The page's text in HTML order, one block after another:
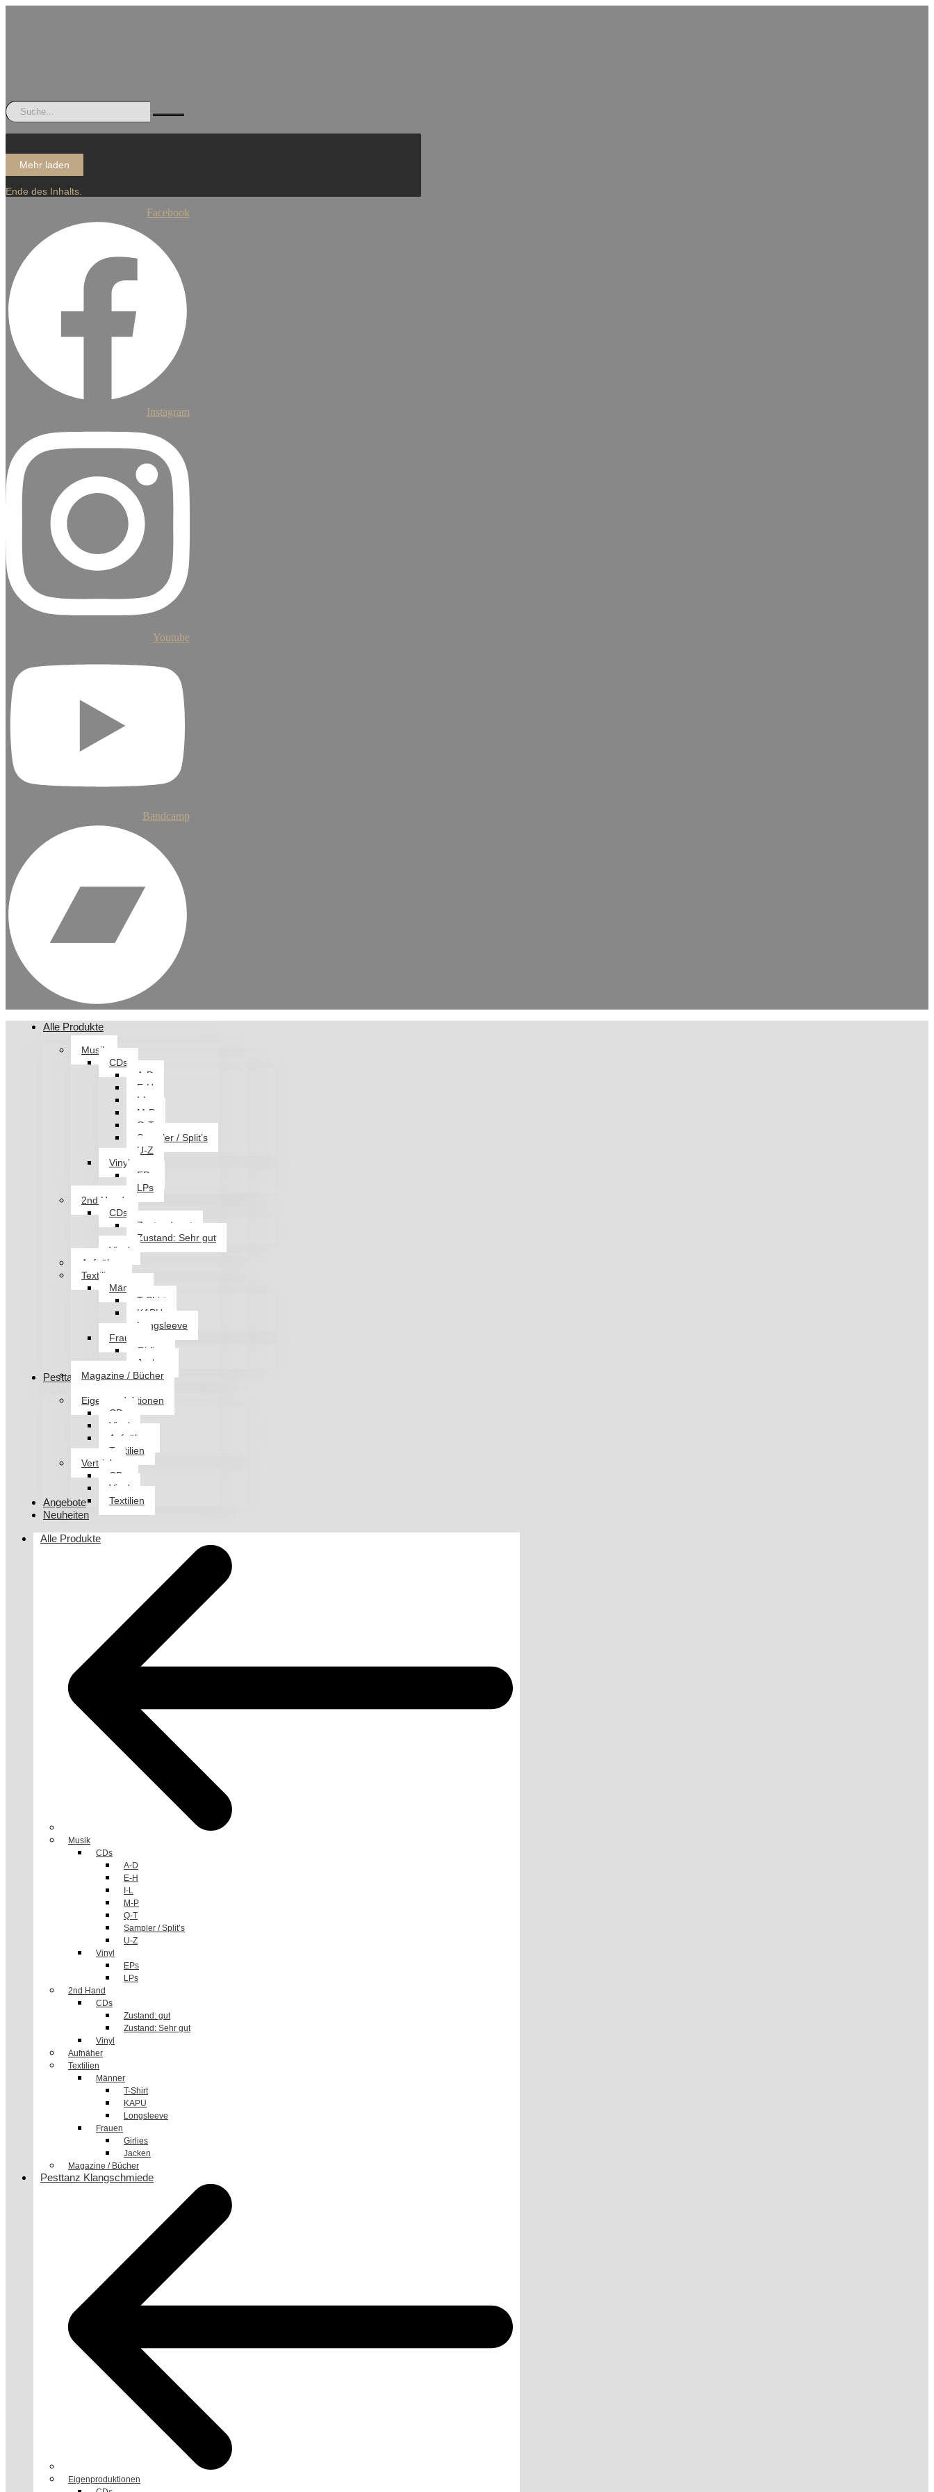
Mehr laden
Ende des Inhalts.
Facebook
Instagram
Youtube
Bandcamp
Alle Produkte
Musik
CDs
A-D
E-H
I-L
M-P
Q-T
Sampler / Split’s
U-Z
Vinyl
EPs
LPs
2nd Hand
CDs
Zustand: gut
Zustand: Sehr gut
Vinyl
Aufnäher
Textilien
Männer
T-Shirt
KAPU
Longsleeve
Frauen
Girlies
Jacken
Magazine / Bücher
Pesttanz Klangschmiede
Eigenproduktionen
CDs
Vinyl
Aufnäher
Textilien
Vertrieb
CDs
Vinyl
Textilien
Angebote
Neuheiten
Alle Produkte
Musik
CDs
A-D
E-H
I-L
M-P
Q-T
Sampler / Split’s
U-Z
Vinyl
EPs
LPs
2nd Hand
CDs
Zustand: gut
Zustand: Sehr gut
Vinyl
Aufnäher
Textilien
Männer
T-Shirt
KAPU
Longsleeve
Frauen
Girlies
Jacken
Magazine / Bücher
Pesttanz Klangschmiede
Eigenproduktionen